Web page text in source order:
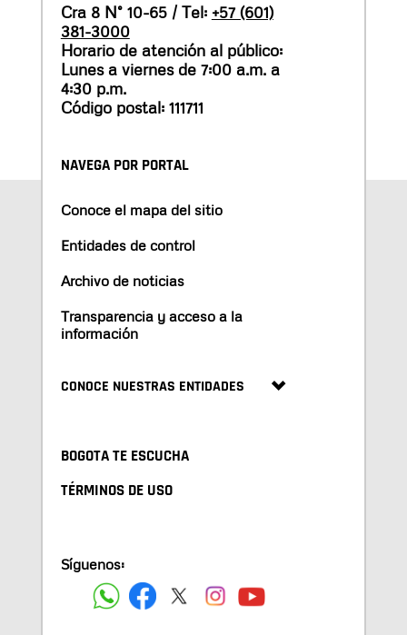
Cra 8 N° 10-65 / Tel: +57 (601)
381-3000
Horario de atención al público:
Lunes a viernes de 7:00 a.m. a
4:30 p.m.
Código postal: 111711
NAVEGA POR PORTAL
Conoce el mapa del sitio
Entidades de control
Archivo de noticias
Transparencia y acceso a la
información
CONOCE NUESTRAS ENTIDADES
BOGOTA TE ESCUCHA
TÉRMINOS DE USO
Síguenos: